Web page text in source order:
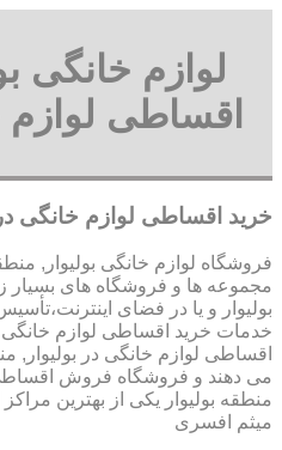
لوازم خانگی
اقساطی لوازم
خرید اقساطی لوازم خانگی در
فروشگاه لوازم خانگی بولیوار,
مجموعه ها و فروشگاه های بسیار
بولیوار و یا در فضای
خدمات خرید اقساطی لوازم
اقساطی لوازم خانگی در بولیوار,
می دهند و فروشگاه فروش اقساطی
میثم افسری